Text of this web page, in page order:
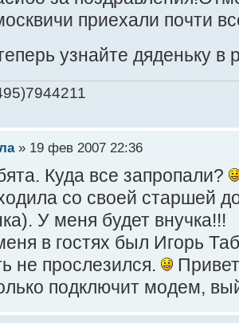
приехали почти
узнайте дяденьку в
» 19 фев 2007 22:36
Куда все запропали?
со своей старшей
У меня будет внучка!!!
в гостях был Игорь
не прослезился.
подключит модем,